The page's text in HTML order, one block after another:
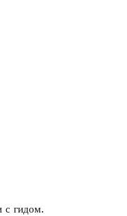
с гидом.